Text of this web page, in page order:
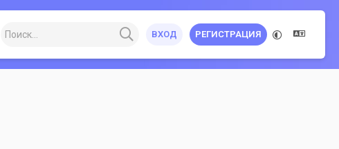
ВХОД РЕГИСТРАЦИЯ